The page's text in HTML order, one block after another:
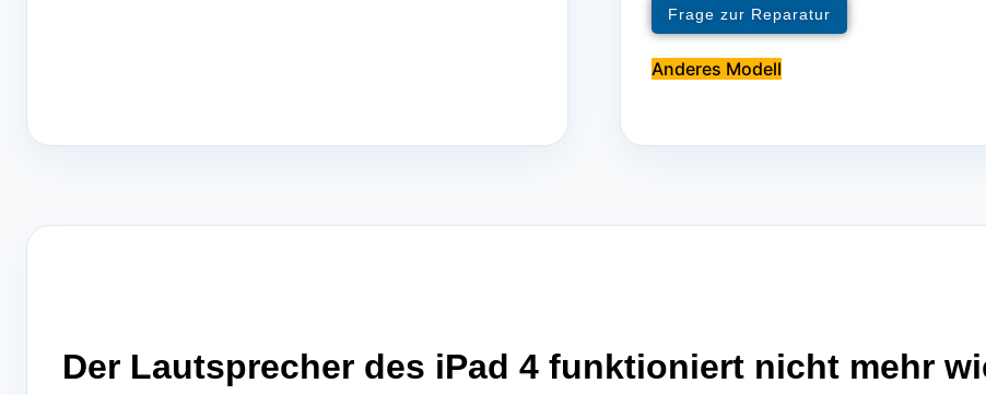
Frage zur Reparatur
Anderes Modell
Der Lautsprecher des iPad 4 funktioniert nicht mehr